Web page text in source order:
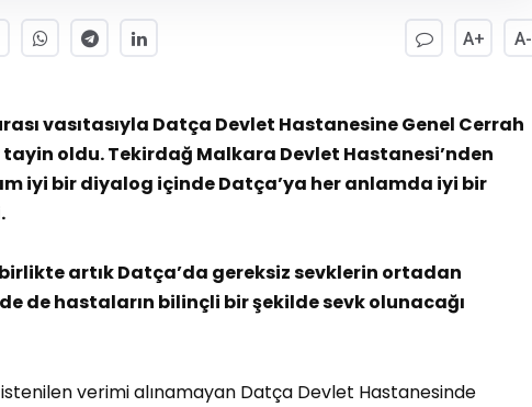
A+ A-
vasıtasıyla Datça Devlet Hastanesine Genel Cerrah
oldu. Tekirdağ Malkara Devlet Hastanesi’nden
iyi bir diyalog içinde Datça’ya her anlamda iyi bir
artık Datça’da gereksiz sevklerin ortadan
de hastaların bilinçli bir şekilde sevk olunacağı
verimi alınamayan Datça Devlet Hastanesinde